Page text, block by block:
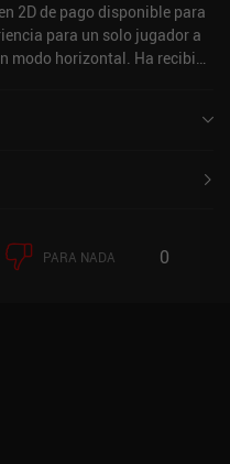
2D de pago disponible para
para un solo jugador a
modo horizontal. Ha recibido
5,0 en la App Store de
PARA NADA 0